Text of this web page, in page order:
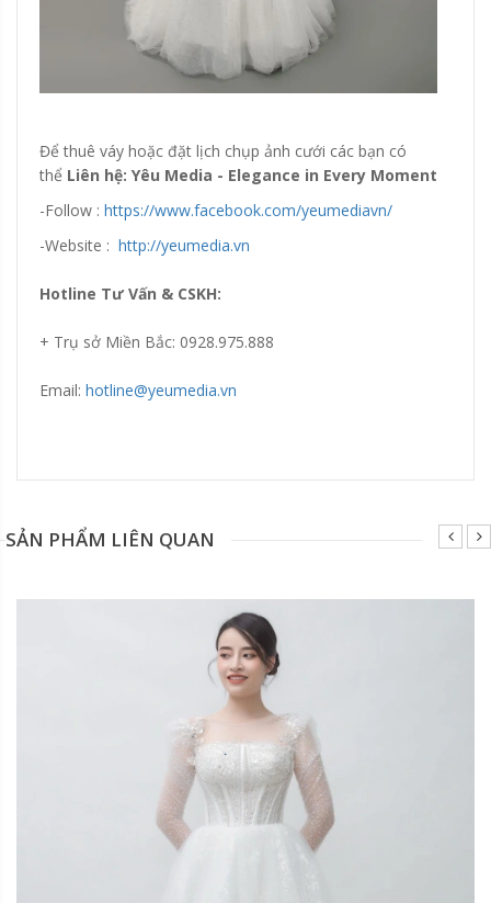
Để thuê váy hoặc đặt lịch chụp ảnh cưới các bạn có
thể Liên hệ: Yêu Media - Elegance in Every Moment
-Follow : https://www.facebook.com/yeumediavn/
-Website : http://yeumedia.vn
Hotline Tư Vấn & CSKH:
+ Trụ sở Miền Bắc: 0928.975.888
Email: hotline@yeumedia.vn
SẢN PHẨM LIÊN QUAN